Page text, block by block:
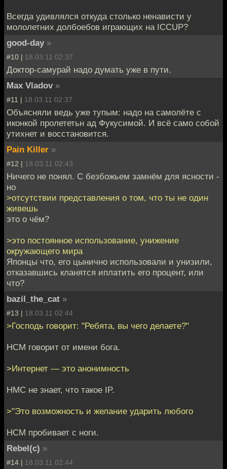
Всегда удивлялся откуда столько ненависти у
мололетних долбоебов играющих на ICCUP?
good-day »
#10 | 18.03.11 02:37
Доктор-самурай надо думать уже в пути.
Max Vladov »
#11 | 18.03.11 02:37
Объясняли ведь уже тупым: надо на самолёте с
иконкой пролететьн ад Фукусимой. И всё само собой
утихнет и восстановится.
Pain Killer »
#12 | 18.03.11 02:43
Ничего не понял. С безбожьем замнём для ясности -
но
>отсутствии представления о том, что ты не один
живешь
это о чём?
>это постоянное использование, унижение
окружающего мира
Японцы что, его цынично использовали и унизили,
отказавшись кланятся иплатить его процент, или
что?
bazil_the_cat »
#13 | 18.03.11 02:44
>Господь говорит: "Ребята, вы чего делаете?"
НСМ говорит от имени бога.
>Интернет — это анонимность
НМС не знает, что такое IP.
>"Это возможность и желание ударить любого
НСМ пробивает с ноги.
Rebel(c) »
#14 | 18.03.11 02:44